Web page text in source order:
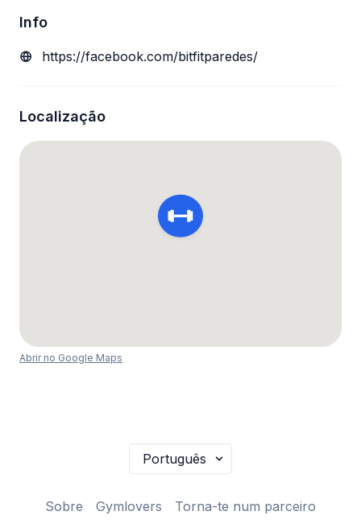
Info
https://facebook.com/bitfitparedes/
Localização
Abrir no Google Maps
Sobre Gymlovers
Torna-te num parceiro